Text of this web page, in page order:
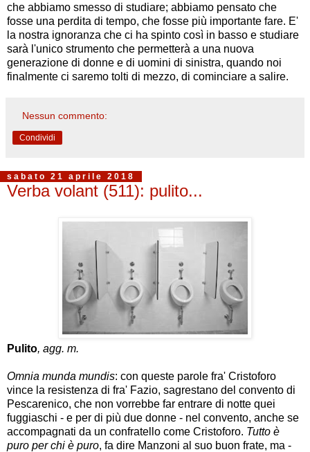
che abbiamo smesso di studiare; abbiamo pensato che
fosse una perdita di tempo, che fosse più importante fare. E'
la nostra ignoranza che ci ha spinto così in basso e studiare
sarà l'unico strumento che permetterà a una nuova
generazione di donne e di uomini di sinistra, quando noi
finalmente ci saremo tolti di mezzo, di cominciare a salire.
Nessun commento:
Condividi
sabato 21 aprile 2018
Verba volant (511): pulito...
Pulito, agg. m.
Omnia munda mundis: con queste parole fra' Cristoforo
vince la resistenza di fra' Fazio, sagrestano del convento di
Pescarenico, che non vorrebbe far entrare di notte quei
fuggiaschi - e per di più due donne - nel convento, anche se
accompagnati da un confratello come Cristoforo. Tutto è
puro per chi è puro, fa dire Manzoni al suo buon frate, ma -